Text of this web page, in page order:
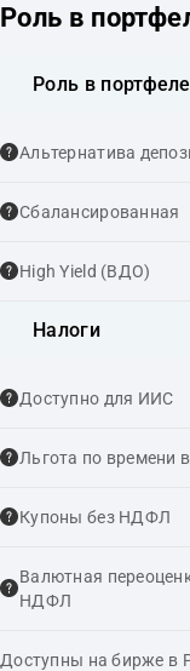
Роль в
Роль в портфеле
Альтернатива
Сбалансированная
High Yield (ВДО)
Налоги
Доступно для ИИС
Льгота по времени
Купоны без НДФЛ
Валютная
НДФЛ
Доступны на бирже в